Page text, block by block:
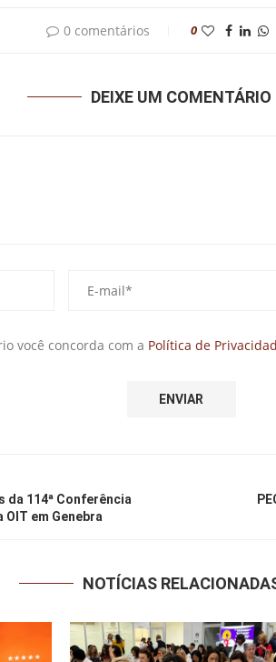
0 comentários 0
DEIXE UM COMENTÁRIO
você concorda com a Política de
da 114ª Conferência
em Genebra
NOTÍCIAS